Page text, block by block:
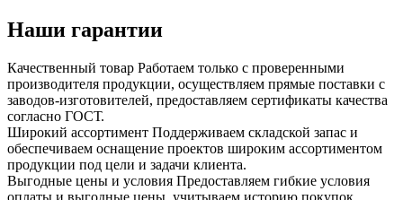
Наши гарантии
Качественный товар Работаем только с проверенными
производителя продукции, осуществляем прямые поставки с
заводов-изготовителей, предоставляем сертификаты качества
согласно ГОСТ.
Широкий ассортимент Поддерживаем складской запас и
обеспечиваем оснащение проектов широким ассортиментом
продукции под цели и задачи клиента.
Выгодные цены и условия Предоставляем гибкие условия
оплаты и выгодные цены, учитываем историю покупок